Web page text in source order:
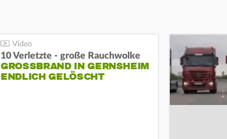
10 Verletzte - große Rauchwolke
GROSSBRAND IN GERNSHEIM E
NDLICH GELÖSCHT